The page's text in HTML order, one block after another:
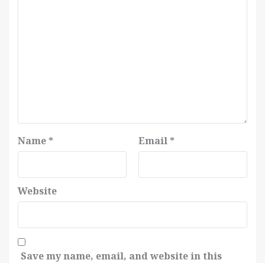
Name * Email *
Website
Save my name, email, and website in this